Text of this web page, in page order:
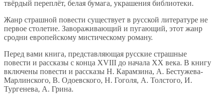
твёрдый переплёт, белая бумага, украшения библиотеки.
Жанр страшной повести существует в русской литературе не
первое столетие. Завораживающий и пугающий, этот жанр
сродни европейскому мистическому роману.
Перед вами книга, представляющая русские страшные
повести и рассказы с конца ХVIII до начала ХХ века. В книгу
включены повести и рассказы Н. Карамзина, А. Бестужева-
Марлинского, В. Одоевского, Н. Гоголя, А. Толстого, И.
Тургенева, А. Грина.